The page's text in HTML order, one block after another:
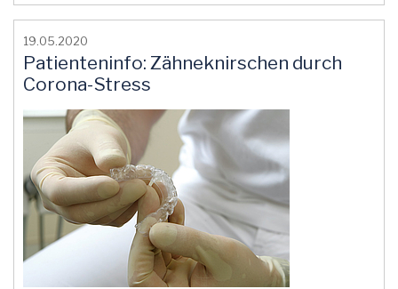
19.05.2020
Patienteninfo: Zähneknirschen durch
Corona-Stress